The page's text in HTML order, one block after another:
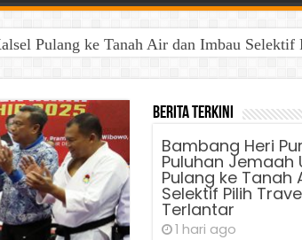
Pulang ke Tanah Air dan Imbau Selektif
Berita Terkini
Bambang Heri
Puluhan Jemaah
Pulang ke Tanah
Selektif Pilih
Terlantar
1 hari ago